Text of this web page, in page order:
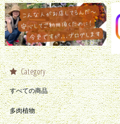
Category
すべての商品
多肉植物